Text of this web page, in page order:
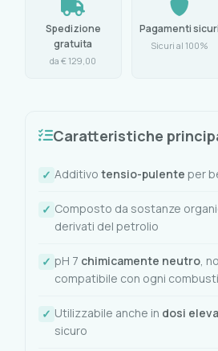
Spedizione
gratuita
da € 129,00
Pagamenti sicuri
Sicuri al 100%
Caratteristiche
Additivo tensio-pulente per
Composto da sostanze
derivati del petrolio
pH 7 chimicamente neutro ,
compatibile con ogni
Utilizzabile anche in dosi
sicuro